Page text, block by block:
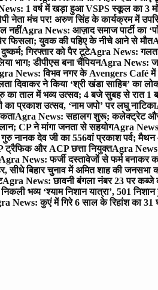
1 वर्ष में खड़ा हुआ VSPS स्कूल का 3
नेता मंच पर! अरुण सिंह के कार्यक्रम में
नहींAgra News: आज़ाद समाज पार्टी का
फिसला; युवक की पहिए के नीचे आने से मौत
गिरफ्तार को पैर टूटेAgra News: गलत
भाग; डीपीएस बना चैंपियनAgra News:
News: विभव नगर के Avengers Café में
दिवाकर ने किया ‘श्री खंडा साहिब’ का
ताल में भव्य उत्सव; 4 बजे सुबह से रात 1
प्रकाश उत्सव, ‘नाम जपो’ पर लघु नाटिका
Agra News: सहालग शुरू; कलेक्ट्रेट और
CP ने मांगा जनता से सहयोगAgra
नानक देव जी का 556वां प्रकाश पर्व; मैथन
ट्रैफिक और ACP छत्ता नियुक्तAgra News:
News: फर्जी दस्तावेजों से फर्म बनाकर
सीधे बिहार चुनाव में अमित शाह की जनसभा
Agra News: छावनी बंगला नंबर 23 पर कब्जे
भव्य ‘श्याम निशान यात्रा’, 501 निशान
News: कुएं में गिरे 6 साल के रिहांश का 31